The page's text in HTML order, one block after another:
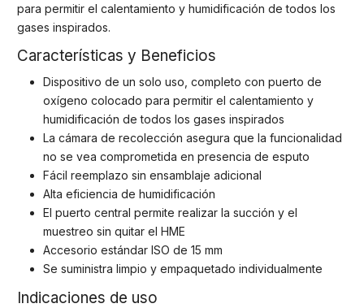
para permitir el calentamiento y humidificación de todos los
gases inspirados.
Características y Beneficios
Dispositivo de un solo uso, completo con puerto de
oxígeno colocado para permitir el calentamiento y
humidificación de todos los gases inspirados
La cámara de recolección asegura que la funcionalidad
no se vea comprometida en presencia de esputo
Fácil reemplazo sin ensamblaje adicional
Alta eficiencia de humidificación
El puerto central permite realizar la succión y el
muestreo sin quitar el HME
Accesorio estándar ISO de 15 mm
Se suministra limpio y empaquetado individualmente
Indicaciones de uso